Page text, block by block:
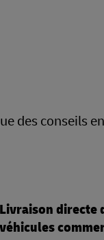
des conseils
Livraison directe
véhicules